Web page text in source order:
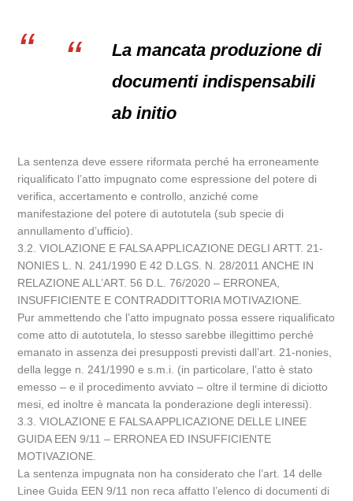
La mancata produzione di
documenti indispensabili
ab initio
La sentenza deve essere riformata perché ha erroneamente
riqualificato l’atto impugnato come espressione del potere di
verifica, accertamento e controllo, anziché come
manifestazione del potere di autotutela (sub specie di
annullamento d’ufficio).
3.2. VIOLAZIONE E FALSA APPLICAZIONE DEGLI ARTT. 21-
NONIES L. N. 241/1990 E 42 D.LGS. N. 28/2011 ANCHE IN
RELAZIONE ALL’ART. 56 D.L. 76/2020 – ERRONEA,
INSUFFICIENTE E CONTRADDITTORIA MOTIVAZIONE.
Pur ammettendo che l’atto impugnato possa essere riqualificato
come atto di autotutela, lo stesso sarebbe illegittimo perché
emanato in assenza dei presupposti previsti dall’art. 21-nonies,
della legge n. 241/1990 e s.m.i. (in particolare, l’atto è stato
emesso – e il procedimento avviato – oltre il termine di diciotto
mesi, ed inoltre è mancata la ponderazione degli interessi).
3.3. VIOLAZIONE E FALSA APPLICAZIONE DELLE LINEE
GUIDA EEN 9/11 – ERRONEA ED INSUFFICIENTE
MOTIVAZIONE.
La sentenza impugnata non ha considerato che l’art. 14 delle
Linee Guida EEN 9/11 non reca affatto l’elenco di documenti di